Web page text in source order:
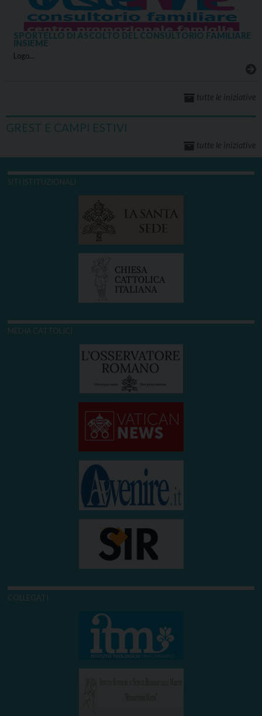
SPORTELLO DI ASCOLTO DEL CONSULTORIO FAMILIARE
INSIEME
Logo…
tutte le iniziative
GREST E CAMPI ESTIVI
tutte le iniziative
SITI ISTITUZIONALI
MEDIA CATTOLICI
COLLEGATI